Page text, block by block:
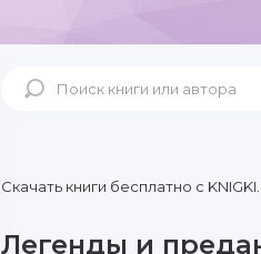
Скачать книги бесплатно c
Легенды и